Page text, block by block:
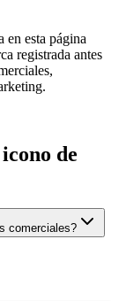
en esta página
registrada antes
de
comerciales?